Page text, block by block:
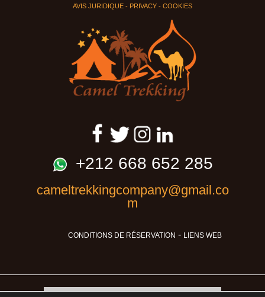
AVIS JURIDIQUE - PRIVACY - COOKIES
+212 668 652 285
cameltrekkingcompany@gmail.co
m
CONDITIONS DE RÉSERVATION - LIENS WEB